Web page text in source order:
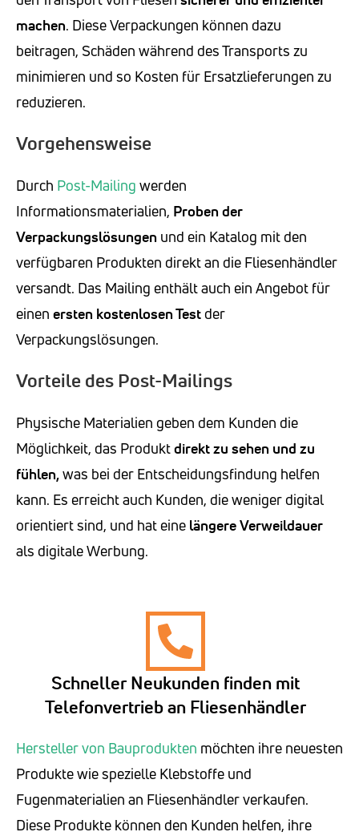
machen. Diese Verpackungen können dazu
beitragen, Schäden während des Transports zu
minimieren und so Kosten für Ersatzlieferungen zu
reduzieren.
Vorgehensweise
Durch Post-Mailing werden
Informationsmaterialien, Proben der
Verpackungslösungen und ein Katalog mit den
verfügbaren Produkten direkt an die Fliesenhändler
versandt. Das Mailing enthält auch ein Angebot für
einen ersten kostenlosen Testder
Verpackungslösungen.
Vorteile des Post-Mailings
Physische Materialien geben dem Kunden die
Möglichkeit, das Produktdirekt zu sehen und zu
fühlen,was bei der Entscheidungsfindung helfen
kann. Es erreicht auch Kunden, die weniger digital
orientiert sind, und hat eine längere Verweildauer
als digitale Werbung.
Schneller Neukunden finden mit
Telefonvertrieb an Fliesenhändler
Hersteller von Bauprodukten möchten ihre neuesten
Produkte wie spezielle Klebstoffe und
Fugenmaterialien an Fliesenhändler verkaufen.
Diese Produkte können den Kunden helfen, ihre